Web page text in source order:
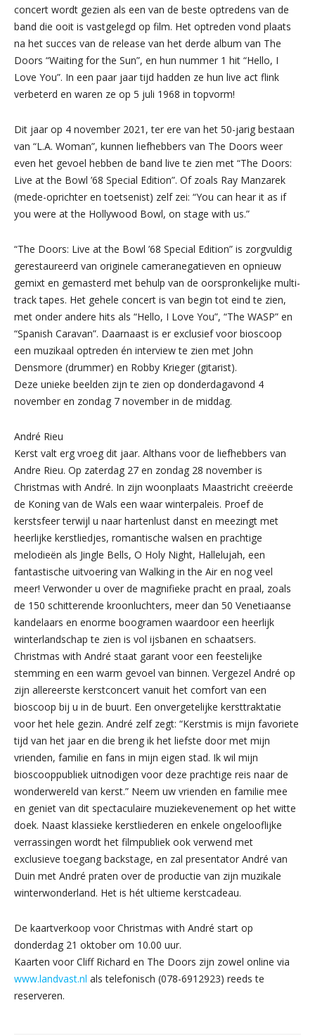
concert wordt gezien als een van de beste optredens van de
band die ooit is vastgelegd op film. Het optreden vond plaats
na het succes van de release van het derde album van The
Doors “Waiting for the Sun”, en hun nummer 1 hit “Hello, I
Love You”. In een paar jaar tijd hadden ze hun live act flink
verbeterd en waren ze op 5 juli 1968 in topvorm!
Dit jaar op 4 november 2021, ter ere van het 50-jarig bestaan
van “L.A. Woman”, kunnen liefhebbers van The Doors weer
even het gevoel hebben de band live te zien met “The Doors:
Live at the Bowl ’68 Special Edition”. Of zoals Ray Manzarek
(mede-oprichter en toetsenist) zelf zei: “You can hear it as if
you were at the Hollywood Bowl, on stage with us.”
“The Doors: Live at the Bowl ’68 Special Edition” is zorgvuldig
gerestaureerd van originele cameranegatieven en opnieuw
gemixt en gemasterd met behulp van de oorspronkelijke multi-
track tapes. Het gehele concert is van begin tot eind te zien,
met onder andere hits als “Hello, I Love You”, “The WASP” en
“Spanish Caravan”. Daarnaast is er exclusief voor bioscoop
een muzikaal optreden én interview te zien met John
Densmore (drummer) en Robby Krieger (gitarist).
Deze unieke beelden zijn te zien op donderdagavond 4
november en zondag 7 november in de middag.
André Rieu
Kerst valt erg vroeg dit jaar. Althans voor de liefhebbers van
Andre Rieu. Op zaterdag 27 en zondag 28 november is
Christmas with André. In zijn woonplaats Maastricht creëerde
de Koning van de Wals een waar winterpaleis. Proef de
kerstsfeer terwijl u naar hartenlust danst en meezingt met
heerlijke kerstliedjes, romantische walsen en prachtige
melodieën als Jingle Bells, O Holy Night, Hallelujah, een
fantastische uitvoering van Walking in the Air en nog veel
meer! Verwonder u over de magnifieke pracht en praal, zoals
de 150 schitterende kroonluchters, meer dan 50 Venetiaanse
kandelaars en enorme boogramen waardoor een heerlijk
winterlandschap te zien is vol ijsbanen en schaatsers.
Christmas with André staat garant voor een feestelijke
stemming en een warm gevoel van binnen. Vergezel André op
zijn allereerste kerstconcert vanuit het comfort van een
bioscoop bij u in de buurt. Een onvergetelijke kersttraktatie
voor het hele gezin. André zelf zegt: “Kerstmis is mijn favoriete
tijd van het jaar en die breng ik het liefste door met mijn
vrienden, familie en fans in mijn eigen stad. Ik wil mijn
bioscooppubliek uitnodigen voor deze prachtige reis naar de
wonderwereld van kerst.” Neem uw vrienden en familie mee
en geniet van dit spectaculaire muziekevenement op het witte
doek. Naast klassieke kerstliederen en enkele ongelooflijke
verrassingen wordt het filmpubliek ook verwend met
exclusieve toegang backstage, en zal presentator André van
Duin met André praten over de productie van zijn muzikale
winterwonderland. Het is hét ultieme kerstcadeau.
De kaartverkoop voor Christmas with André start op
donderdag 21 oktober om 10.00 uur.
Kaarten voor Cliff Richard en The Doors zijn zowel online via
www.landvast.nl als telefonisch (078-6912923) reeds te
reserveren.